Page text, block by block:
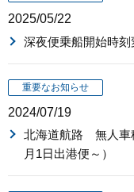
2025/05/22
深夜便乗船開始時刻
重要なお知らせ
2024/07/19
北海道航路 無人車
月1日出港便～）